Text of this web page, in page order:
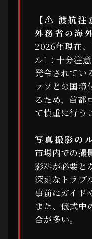
【⚠ 渡航注
外務省の海
2026年現在
ル1：十分注
発令されてい
ァソとの国境
るため、首都
て慎重に行う
写真撮影の
市場内での撮
影料が必要と
深刻なトラブ
事前にガイド
また、儀式中
合が多い。